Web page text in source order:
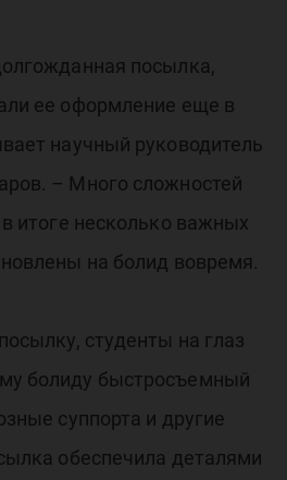
посылка,
ее оформление еще в
научный руководитель
– Много сложностей
итоге несколько важных
на болид вовремя.
студенты на глаз
болиду быстросъемный
суппорта и другие
обеспечила деталями